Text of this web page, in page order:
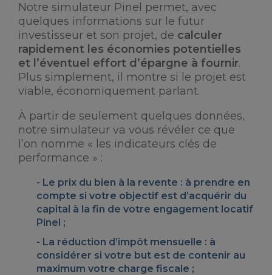
Notre simulateur Pinel permet, avec
quelques informations sur le futur
investisseur et son projet, de calculer
rapidement les économies potentielles
et l’éventuel effort d’épargne à fournir.
Plus simplement, il montre si le projet est
viable, économiquement parlant.
À partir de seulement quelques données,
notre simulateur va vous révéler ce que
l’on nomme « les indicateurs clés de
performance » :
Le prix du bien à la revente : à prendre en
compte si votre objectif est d’acquérir du
capital à la fin de votre engagement locatif
Pinel ;
La réduction d’impôt mensuelle : à
considérer si votre but est de contenir au
maximum votre charge fiscale ;